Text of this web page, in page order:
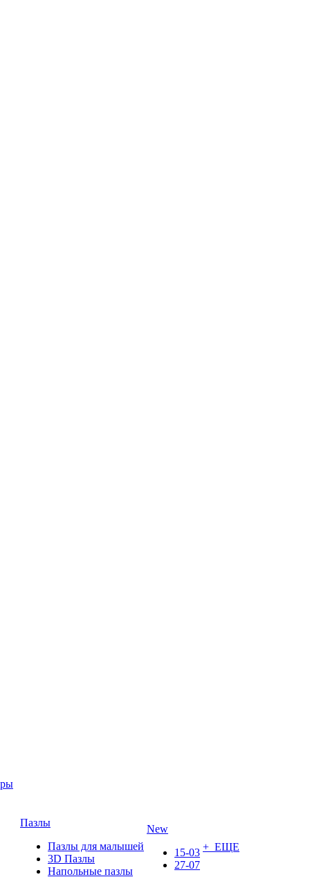
Пазлы
Пазлы для малышей
3D Пазлы
Напольные пазлы
New
15-03
27-07
+ ЕЩЕ